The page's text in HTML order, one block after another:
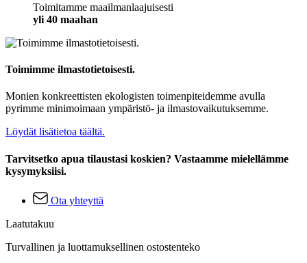
Toimitamme maailmanlaajuisesti
yli 40 maahan
Toimimme ilmastotietoisesti.
Monien konkreettisten ekologisten toimenpiteidemme avulla
pyrimme minimoimaan ympäristö- ja ilmastovaikutuksemme.
Löydät lisätietoa täältä.
Tarvitsetko apua tilaustasi koskien? Vastaamme mielellämme
kysymyksiisi.
Ota yhteyttä
Laatutakuu
Turvallinen ja luottamuksellinen ostostenteko